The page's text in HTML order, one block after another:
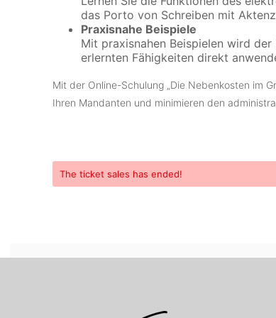
das Porto von Schreiben mit
Praxisnahe Beispiele
Mit praxisnahen Beispielen wird
erlernten Fähigkeiten direkt
Mit der Online-Schulung „Die Nebenkosten im
Ihren Mandanten und minimieren den
The ticket sales has ended!